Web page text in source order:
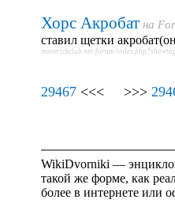
Хорс Акробат на
ставил щетки
maverickclub.net/forum/
29467 <<< >>>
WikiDvorniki —
такой же форме, как
более в интернете или